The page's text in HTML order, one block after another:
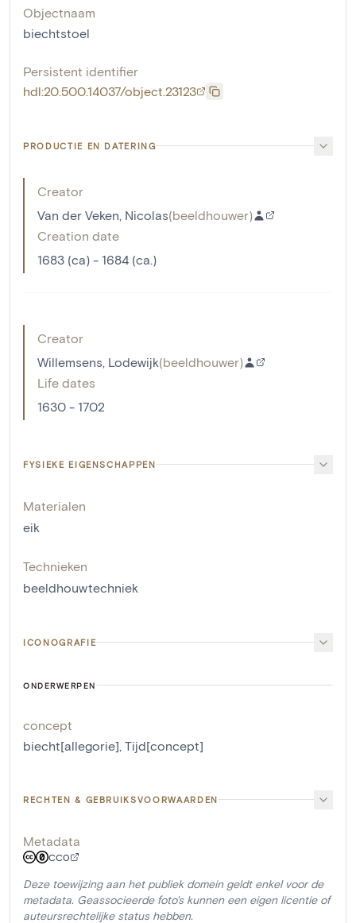
Objectnaam
biechtstoel
Persistent identifier
hdl:20.500.14037/object.23123
PRODUCTIE EN DATERING
Creator
Van der Veken, Nicolas(beeldhouwer)
Creation date
1683 (ca) - 1684 (ca.)
Creator
Willemsens, Lodewijk(beeldhouwer)
Life dates
1630 - 1702
FYSIEKE EIGENSCHAPPEN
Materialen
eik
Technieken
beeldhouwtechniek
ICONOGRAFIE
ONDERWERPEN
concept
biecht[allegorie] Tijd[concept]
RECHTEN & GEBRUIKSVOORWAARDEN
Metadata
CC0
Deze toewijzing aan het publiek domein geldt enkel voor de
metadata. Geassocieerde foto's kunnen een eigen licentie of
auteursrechtelijke status hebben.